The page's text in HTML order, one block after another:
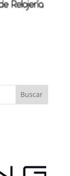
Buscar